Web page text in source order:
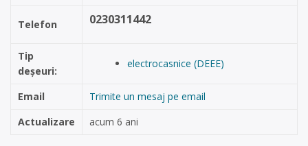
Telefon 0230311442
Tip
deșeuri:
electrocasnice (DEEE)
Email
Trimite un mesaj pe email
Actualizare
acum 6 ani